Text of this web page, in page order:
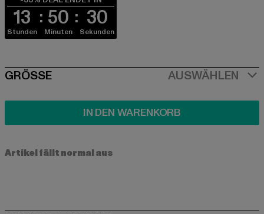
13
Stunden
50
Minuten
29
Sekunden
SIZE
GRÖSSE AUSWÄHLEN
IN DEN WARENKORB
Artikel fällt normal aus